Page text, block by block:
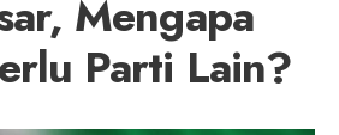
Mengapa
Parti Lain?